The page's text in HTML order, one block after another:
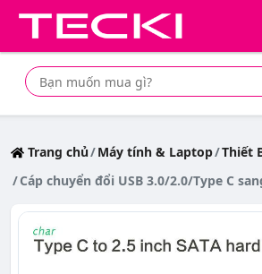
Tìm mua sản phẩm giá
Trang chủ Máy tính & Laptop Thiết
Cáp chuyển đổi USB 3.0/2.0/Type C sang 2.5 Inch